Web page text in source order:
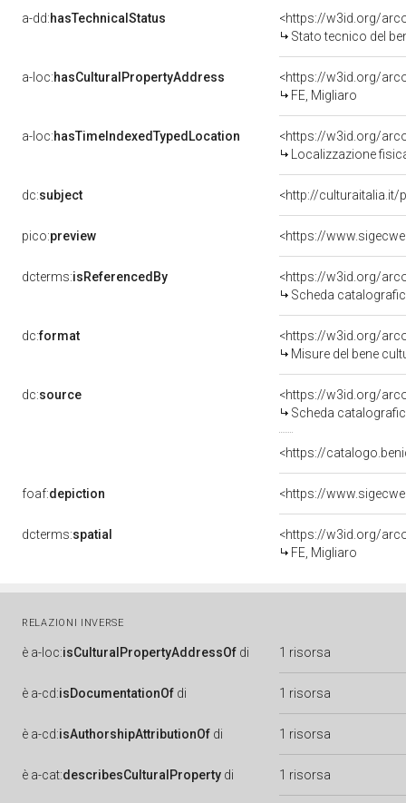
a-dd:hasTechnicalStatus
<https://w3id.org/
Stato tecnico del
a-loc:hasCulturalPropertyAddress
<https://w3id.org/
FE, Migliaro
a-loc:hasTimeIndexedTypedLocation
<https://w3id.org/
Localizzazione
dc:subject <http://culturaitalia.it/
pico:preview <https://
dcterms:isReferencedBy
<https://w3id.org/
Scheda
dc:format
<https://w3id.org/
Misure del bene
dc:source
<https://w3id.org/
Scheda
<https://
foaf:depiction <https://
dcterms:spatial
<https://w3id.org/
FE, Migliaro
RELAZIONI INVERSE
è a-loc:isCulturalPropertyAddressOf di 1 risorsa
è a-cd:isDocumentationOf di 1 risorsa
è a-cd:isAuthorshipAttributionOf di 1 risorsa
è a-cat:describesCulturalProperty di 1 risorsa